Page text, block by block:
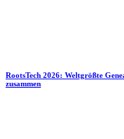
RootsTech 2026: Weltgrößte
zusammen